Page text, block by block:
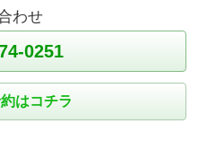
わせ
0251
はコチラ